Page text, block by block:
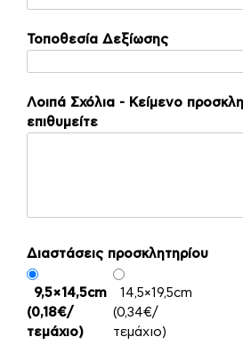
Τοποθεσία Δεξίωσης
Λοιπά Σχόλια - Κείμενο
επιθυμείτε
Διαστάσεις προσκλητηρίου
9,5×14,5cm
(0,18€/
τεμάχιο)
14,5×19,5cm
(0,34€/
τεμάχιο)